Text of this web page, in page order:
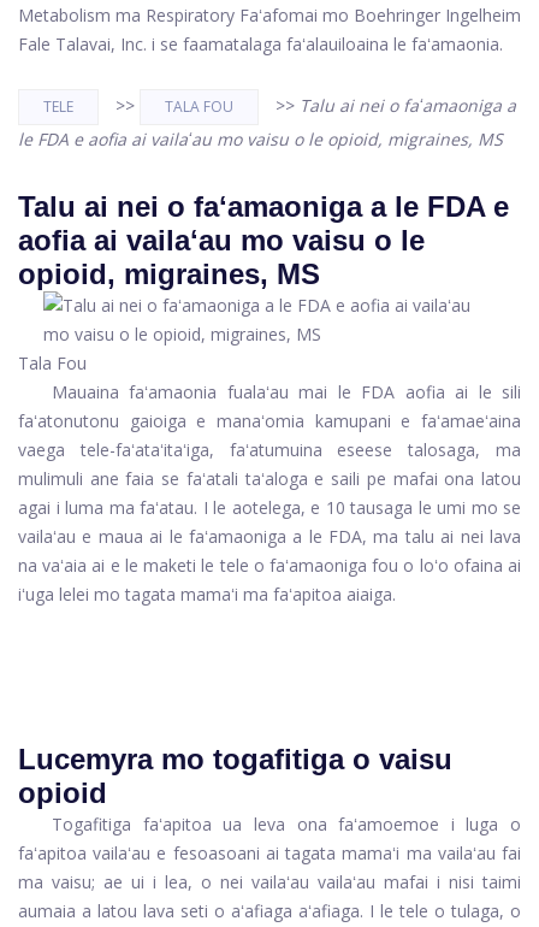
Metabolism ma Respiratory Faʻafomai mo Boehringer Ingelheim
Fale Talavai, Inc. i se faamatalaga faʻalauiloaina le faʻamaonia.
TELE >> TALA FOU >> Talu ai nei o faʻamaoniga a
le FDA e aofia ai vailaʻau mo vaisu o le opioid, migraines, MS
Talu ai nei o faʻamaoniga a le FDA e
aofia ai vailaʻau mo vaisu o le
opioid, migraines, MS
Tala Fou
Mauaina faʻamaonia fualaʻau mai le FDA aofia ai le sili
faʻatonutonu gaioiga e manaʻomia kamupani e faʻamaeʻaina
vaega tele-faʻataʻitaʻiga, faʻatumuina eseese talosaga, ma
mulimuli ane faia se faʻatali taʻaloga e saili pe mafai ona latou
agai i luma ma faʻatau. I le aotelega, e 10 tausaga le umi mo se
vailaʻau e maua ai le faʻamaoniga a le FDA, ma talu ai nei lava
na vaʻaia ai e le maketi le tele o faʻamaoniga fou o loʻo ofaina ai
iʻuga lelei mo tagata mamaʻi ma faʻapitoa aiaiga.
Lucemyra mo togafitiga o vaisu
opioid
Togafitiga faʻapitoa ua leva ona faʻamoemoe i luga o
faʻapitoa vailaʻau e fesoasoani ai tagata mamaʻi ma vailaʻau fai
ma vaisu; ae ui i lea, o nei vailaʻau vailaʻau mafai i nisi taimi
aumaia a latou lava seti o aʻafiaga aʻafiaga. I le tele o tulaga, o